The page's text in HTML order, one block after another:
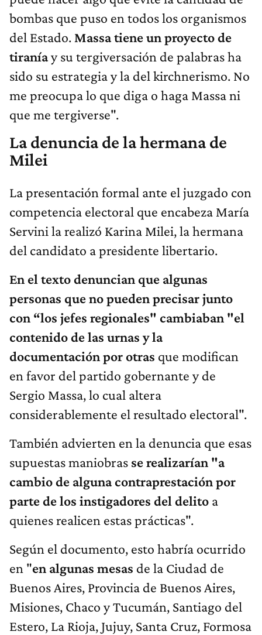
bombas que puso en todos los organismos
del Estado. Massa tiene un proyecto de
tiraníay su tergiversación de palabras ha
sido su estrategia y la del kirchnerismo. No
me preocupa lo que diga o haga Massa ni
que me tergiverse".
La denuncia de la hermana de
Milei
La presentación formal ante el juzgado con
competencia electoral que encabeza María
Servini la realizó Karina Milei, la hermana
del candidato a presidente libertario.
En el texto denuncian que algunas
personas que no pueden precisar junto
con “los jefes regionales" cambiaban "el
contenido de las urnas y la
documentación por otras que modifican
en favor del partido gobernante y de
Sergio Massa, lo cual altera
considerablemente el resultado electoral".
También advierten en la denuncia que esas
supuestas maniobras se realizarían "a
cambio de alguna contraprestación por
parte de los instigadores del delito a
quienes realicen estas prácticas".
Según el documento, esto habría ocurrido
en "en algunas mesas de la Ciudad de
Buenos Aires, Provincia de Buenos Aires,
Misiones, Chaco y Tucumán, Santiago del
Estero, La Rioja, Jujuy, Santa Cruz, Formosa